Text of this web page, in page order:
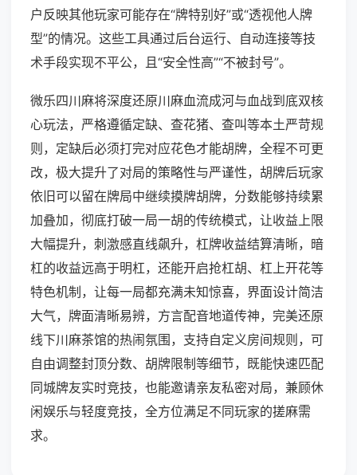
户反映其他玩家可能存在“牌特别好”或“透视他人牌
型”的情况。这些工具通过后台运行、自动连接等技
术手段实现不平公，且“安全性高”“不被封号”。
微乐四川麻将深度还原川麻血流成河与血战到底双核
心玩法，严格遵循定缺、查花猪、查叫等本土严苛规
则，定缺后必须打完对应花色才能胡牌，全程不可更
改，极大提升了对局的策略性与严谨性，胡牌后玩家
依旧可以留在牌局中继续摸牌胡牌，分数能够持续累
加叠加，彻底打破一局一胡的传统模式，让收益上限
大幅提升，刺激感直线飙升，杠牌收益结算清晰，暗
杠的收益远高于明杠，还能开启抢杠胡、杠上开花等
特色机制，让每一局都充满未知惊喜，界面设计简洁
大气，牌面清晰易辨，方言配音地道传神，完美还原
线下川麻茶馆的热闹氛围，支持自定义房间规则，可
自由调整封顶分数、胡牌限制等细节，既能快速匹配
同城牌友实时竞技，也能邀请亲友私密对局，兼顾休
闲娱乐与轻度竞技，全方位满足不同玩家的搓麻需
求。